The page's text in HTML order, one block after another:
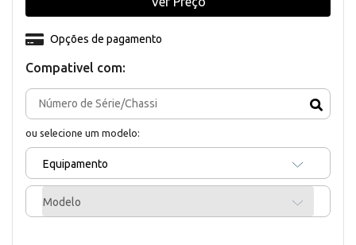
Compativel com:
ou selecione um modelo:
Equipamento
Modelo
Opções de pagamento